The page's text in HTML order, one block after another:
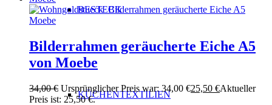
BESTECK
KÜCHENTEXTILIEN
Bilderrahmen geräucherte Eiche A5
von Moebe
34,00€ Ursprünglicher Preis war: 34,00 €25,50 €Aktueller
Preis ist: 25,50 €.